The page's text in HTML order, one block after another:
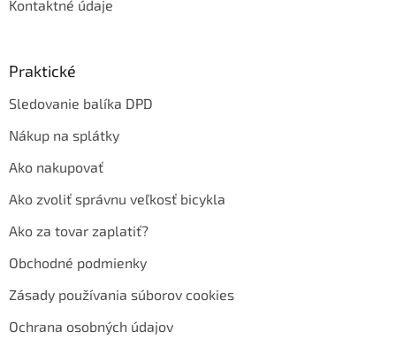
Kontaktné údaje
Praktické
Sledovanie balíka DPD
Nákup na splátky
Ako nakupovať
Ako zvoliť správnu veľkosť bicykla
Ako za tovar zaplatiť?
Obchodné podmienky
Zásady používania súborov cookies
Ochrana osobných údajov